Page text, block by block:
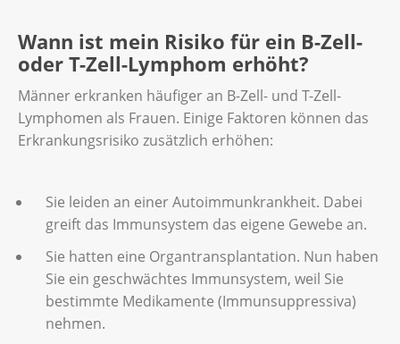
Schmerzen verursachen.
Ist bei Ihnen ein Lymphknoten geschwollen?
Oder sind mehrere Lymphknoten
geschwollen? Gehen Sie zu einer Ärztin oder
zu einem Arzt.
Sie husten ständig, bekommen schlecht
Luft oder haben Schmerzen in der Brust.
Sie haben Probleme mit der Verdauung.
Ihnen ist schlecht oder Sie müssen
erbrechen.
Leber schwellen an.
Sie haben Kopfschmerzen.
Sie haben Sehstörungen.
Sie haben Probleme beim Sprechen.
Sie haben oft Infektionen.
Hautveränderungen. Sie heissen Kutane T-
Zell-Lymphome und haben verschiedene
Formen:
Flecken mit erhabener oder schuppiger
Haut, die jucken können
andersfarbig sind als die Haut um sie
herum
feste Knötchen auf der Haut, die
aufbrechen können
Schwellungen unter der Haut
Wann ist mein Risiko für ein B-Zell-
oder T-Zell-Lymphom erhöht?
Männer erkranken häufiger an B-Zell- und T-Zell-
Lymphomen als Frauen. Einige Faktoren können das
Erkrankungsrisiko zusätzlich erhöhen:
Sie leiden an einer Autoimmunkrankheit. Dabei
greift das Immunsystem das eigene Gewebe an.
Sie hatten eine Organtransplantation. Nun haben
Sie ein geschwächtes Immunsystem, weil Sie
bestimmte Medikamente (Immunsuppressiva)
nehmen.